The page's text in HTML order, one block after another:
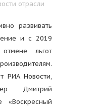
отрасли
развивать
и с 2019
льгот
РИА Новости,
Дмитрий
«Воскресный